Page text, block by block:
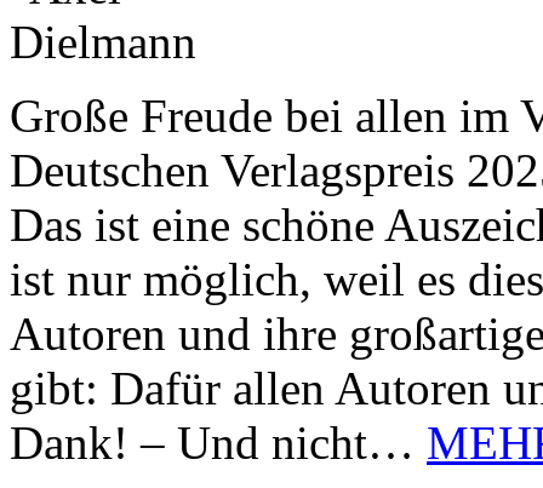
Große Freude bei allen im
Deutschen Verlagspreis
Das ist eine schöne
ist nur möglich, weil es
Autoren und ihre
gibt: Dafür allen Autoren
Dank! – Und nicht…